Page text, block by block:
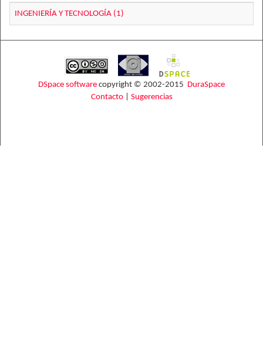
INGENIERÍA Y TECNOLOGÍA (1)
DSpace software copyright © 2002-2015 DuraSpace
Contacto| Sugerencias